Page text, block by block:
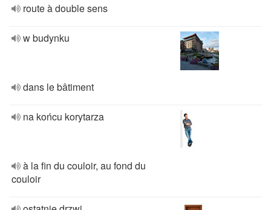
route à double sens
w budynku
dans le bâtiment
na końcu korytarza
à la fin du couloir, au fond du
couloir